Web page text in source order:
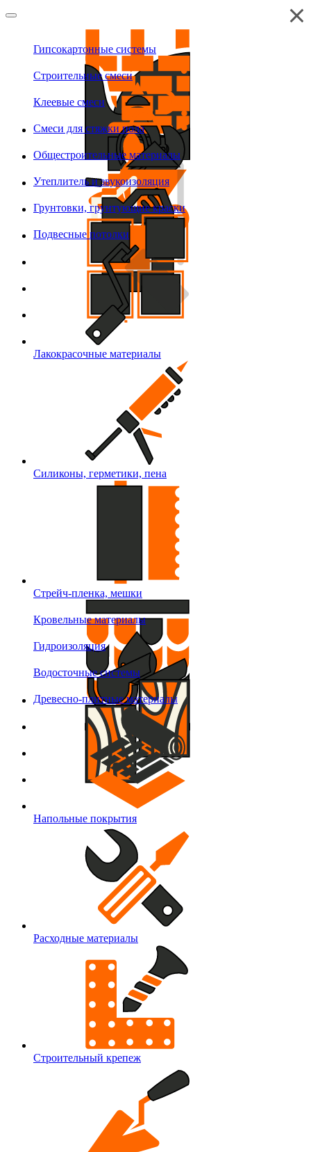
Гипсокартонные системы
Строительные смеси
Клеевые смеси
Смеси для стяжки пола
Общестроительные материалы
Утеплитель и звукоизоляция
Грунтовки, грунтующие краски
Подвесные потолки
Лакокрасочные материалы
Силиконы, герметики, пена
Стрейч-пленка, мешки
Кровельные материалы
Гидроизоляция
Водосточные системы
Древесно-плитные материалы
Напольные покрытия
Расходные материалы
Строительный крепеж